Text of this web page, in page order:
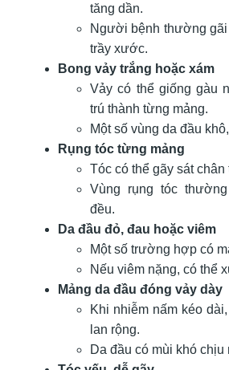
tăng dần.
Người bệnh thường
trầy xước.
Bong vảy trắng hoặc xám
Vảy có thể giống gàu
trú thành từng mảng.
Một số vùng da đầu
Rụng tóc từng mảng
Tóc có thể gãy sát chân
Vùng rụng tóc
đều.
Da đầu đỏ, đau hoặc viêm
Một số trường hợp có
Nếu viêm nặng, có thể
Mảng da đầu đóng vảy dày
Khi nhiễm nấm kéo
lan rộng.
Da đầu có mùi khó chịu